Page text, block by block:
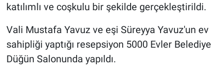
katılımlı ve coşkulu bir şekilde gerçekleştirildi.
Vali Mustafa Yavuz ve eşi Süreyya Yavuz'un ev
sahipliği yaptığı resepsiyon 5000 Evler Belediye
Düğün Salonunda yapıldı.